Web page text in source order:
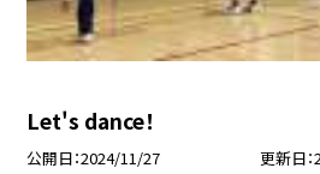
Let's dance！
公開日 2024/11/27 更新日